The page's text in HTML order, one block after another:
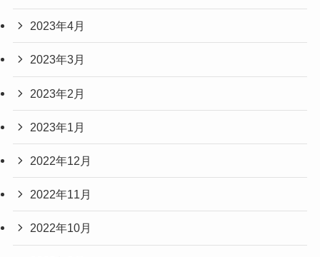
2023年4月
2023年3月
2023年2月
2023年1月
2022年12月
2022年11月
2022年10月